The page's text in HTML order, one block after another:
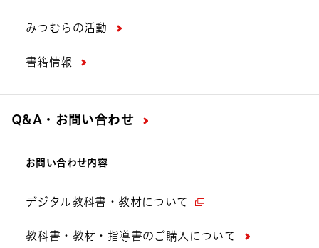
みつむらの活動
書籍情報
Q&A・お問い合わせ
お問い合わせ内容
デジタル教科書・教材について
教科書・教材・指導書のご購入について